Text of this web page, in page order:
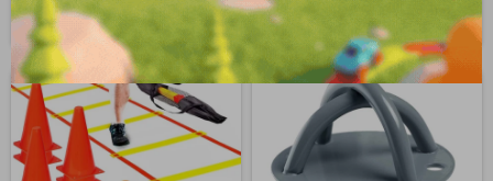
Disponible Envío
Disponible Envío